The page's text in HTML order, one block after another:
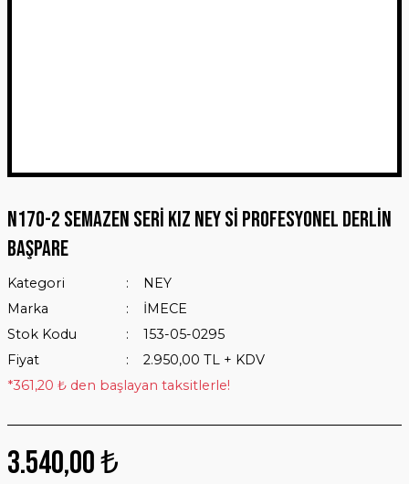
N170-2 SEMAZEN SERİ KIZ NEY Sİ PROFESYONEL DERLİN
BAŞPARE
Kategori
NEY
Marka
İMECE
Stok Kodu
153-05-0295
Fiyat
2.950,00 TL + KDV
*361,20 ₺ den başlayan taksitlerle!
3.540,00 ₺